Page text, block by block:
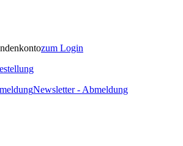
zum Login
Newsletter - Abmeldung